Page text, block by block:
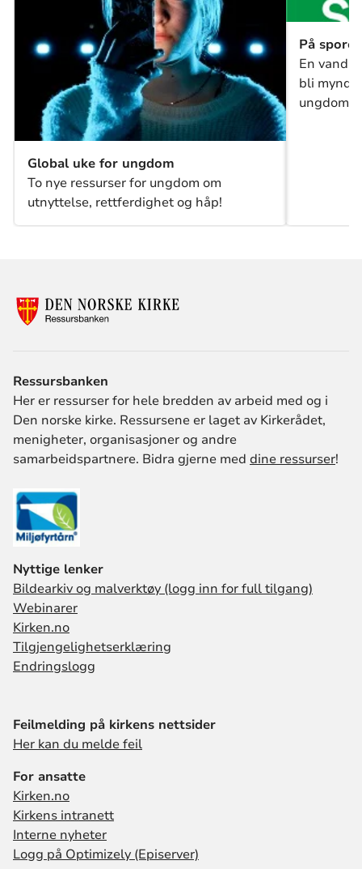
Global uke for ungdom
To nye ressurser for ungdom om
utnyttelse, rettferdighet og håp!
På sporet
En
bli
Ressursbanken
Her er ressurser for hele bredden av arbeid med og i
Den norske kirke. Ressursene er laget av Kirkerådet,
menigheter, organisasjoner og andre
samarbeidspartnere. Bidra gjerne med dine ressurser!
Nyttige lenker
Bildearkiv og malverktøy (logg inn for full tilgang)
Webinarer
Kirken.no
Tilgjengelighetserklæring
Endringslogg
Feilmelding på kirkens nettsider
Her kan du melde feil
For ansatte
Kirken.no
Kirkens intranett
Interne nyheter
Logg på Optimizely (Episerver)